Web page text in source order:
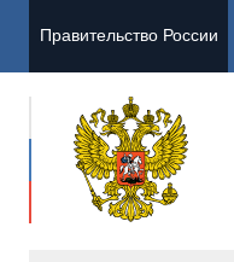
Правительство России